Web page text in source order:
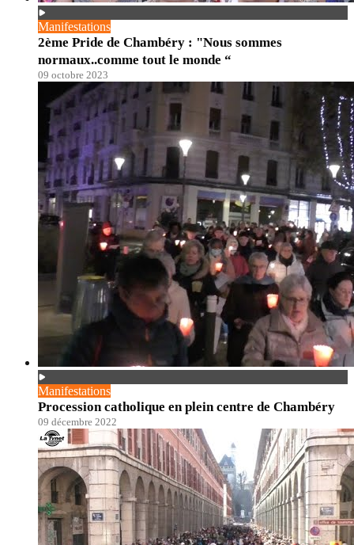
Manifestations
2ème Pride de Chambéry : "Nous sommes
normaux..comme tout le monde “
09 octobre 2023
Manifestations
Procession catholique en plein centre de Chambéry
09 décembre 2022